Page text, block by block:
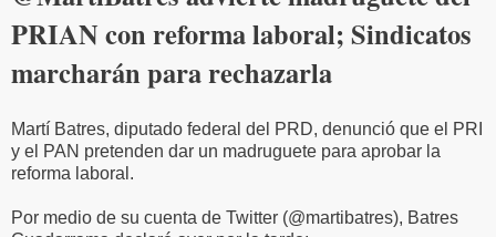
PRIAN con reforma laboral; Sindicatos
marcharán para rechazarla
Martí Batres, diputado federal del PRD, denunció que el PRI
y el PAN pretenden dar un madruguete para aprobar la
reforma laboral.
Por medio de su cuenta de Twitter (@martibatres), Batres